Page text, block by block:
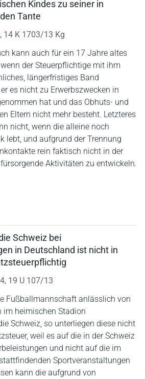
Kindes zu seiner in
Tante
14 K 1703/13 Kg
kann auch für ein 17 Jahre altes
der Steuerpflichtige mit ihm
längerfristiges Band
es nicht zu Erwerbszwecken in
hat und das Obhuts- und
Eltern nicht mehr besteht. Letzteres
nicht, wenn die alleine noch
lebt, und aufgrund der Trennung
rein faktisch nicht in der
Aktivitäten zu entwickeln.
Schweiz bei
in Deutschland ist nicht in
19 U 107/13
Fußballmannschaft anlässlich von
im heimischen Stadion
Schweiz, so unterliegen diese nicht
weil es auf die in der Schweiz
und nicht auf die im
Sportveranstaltungen
kann die aufgrund von